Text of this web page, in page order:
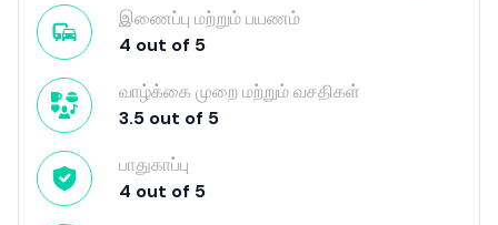
இணைப்பு மற்றும் பயணம்
4 out of 5
வாழ்க்கை முறை மற்றும் வசதிகள்
3.5 out of 5
பாதுகாப்பு
4 out of 5